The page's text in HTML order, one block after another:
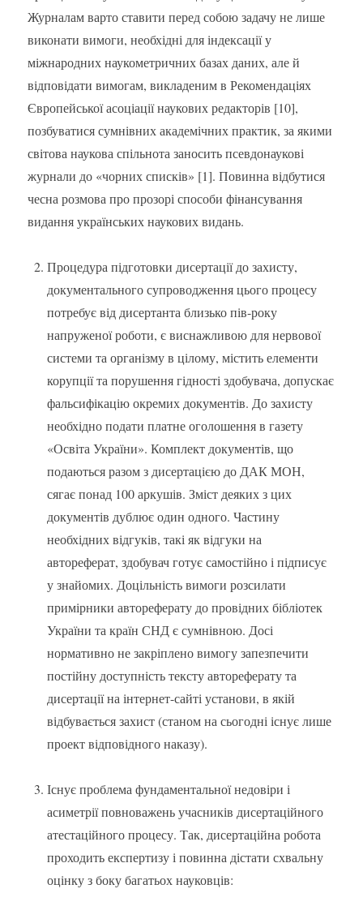
Журналам варто ставити перед собою задачу не лише
виконати вимоги, необхідні для індексації у
міжнародних наукометричних базах даних, але й
відповідати вимогам, викладеним в Рекомендаціях
Європейської асоціації наукових редакторів [10],
позбуватися сумнівних академічних практик, за якими
світова наукова спільнота заносить псевдонаукові
журнали до «чорних списків» [1]. Повинна відбутися
чесна розмова про прозорі способи фінансування
видання українських наукових видань.
Процедура підготовки дисертації до захисту,
документального супроводження цього процесу
потребує від дисертанта близько пів-року
напруженої роботи, є виснажливою для нервової
системи та організму в цілому, містить елементи
корупції та порушення гідності здобувача, допускає
фальсифікацію окремих документів. До захисту
необхідно подати платне оголошення в газету
«Освіта України». Комплект документів, що
подаються разом з дисертацією до ДАК МОН,
сягає понад 100 аркушів. Зміст деяких з цих
документів дублює один одного. Частину
необхідних відгуків, такі як відгуки на
автореферат, здобувач готує самостійно і підписує
у знайомих. Доцільність вимоги розсилати
примірники автореферату до провідних бібліотек
України та країн СНД є сумнівною. Досі
нормативно не закріплено вимогу запезпечити
постійну доступність тексту автореферату та
дисертації на інтернет-сайті установи, в якій
відбувається захист (станом на сьогодні існує лише
проект відповідного наказу).
Існує проблема фундаментальної недовіри і
асиметрії повноважень учасників дисертаційного
атестаційного процесу. Так, дисертаційна робота
проходить експертизу і повинна дістати схвальну
оцінку з боку багатьох науковців: